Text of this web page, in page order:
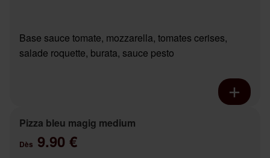
Base sauce tomate, mozzarella, tomates cerises,
salade roquette, burata, sauce pesto
Pizza bleu magig medium
Dès 9.90 €